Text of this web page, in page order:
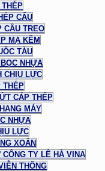
CẨU
CẦU TREO
MẠ KẼM
TÀU
NHỰA
CHỊU LỰC
THÉP
CÁP THÉP
MÁY
NHỰA
LỰC
XOẮN
TY LÊ HÀ VINA
THÔNG